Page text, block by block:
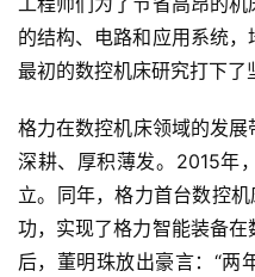
首
页
新
商
业
观
察
的结构、电路和应用系统
最初的数控机床研究打下了
格力在数控机床领域的发
深耕、厚积薄发。2015年
立。同年，格力首台数控
功，实现了格力智能装备
后，董明珠放出豪言：“两